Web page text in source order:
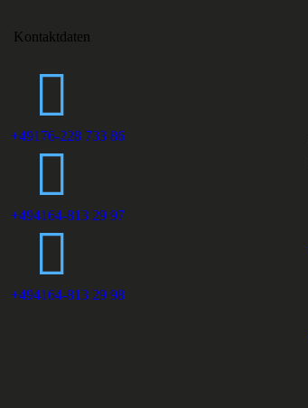
Kontaktdaten
+49176-228 733 86
+494164-813 29 97
+494164-813 29 98